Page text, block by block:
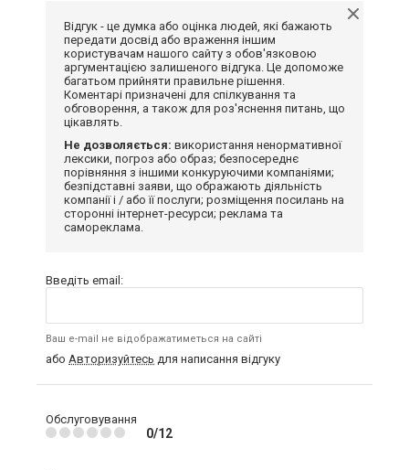
Відгук - це думка або оцінка людей, які бажають
передати досвід або враження іншим
користувачам нашого сайту з обов'язковою
аргументацією залишеного відгука. Це допоможе
багатьом прийняти правильне рішення.
Коментарі призначені для спілкування та
обговорення, а також для роз'яснення питань, що
цікавлять.
Не дозволяється: використання ненормативної
лексики, погроз або образ; безпосереднє
порівняння з іншими конкуруючими компаніями;
безпідставні заяви, що ображають діяльність
компанії і / або її послуги; розміщення посилань на
сторонні інтернет-ресурси; реклама та
самореклама.
Введіть email:
Ваш e-mail не відображатиметься на сайті
або Авторизуйтесь для написання відгуку
Обслуговування
0/12